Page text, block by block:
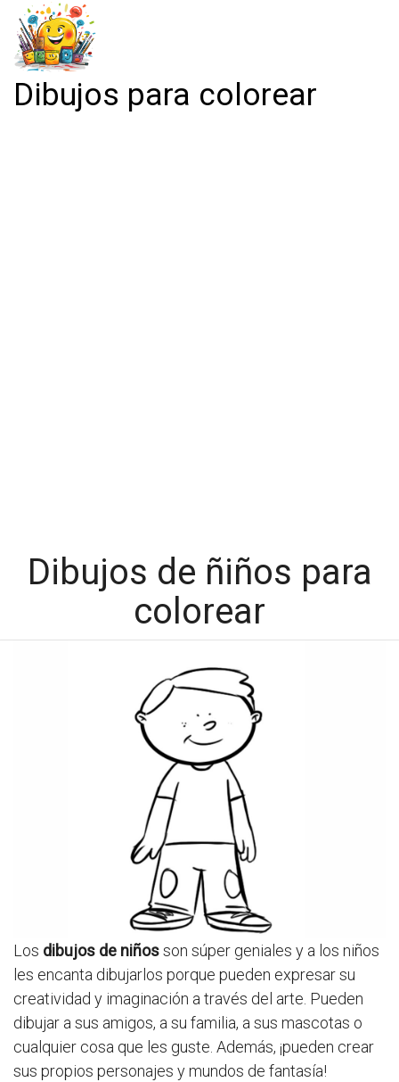
Dibujos para colorear
Dibujos de ñiños para
colorear
Los dibujos de niñosson súper geniales y a los niños
les encanta dibujarlos porque pueden expresar su
creatividad y imaginación a través del arte. Pueden
dibujar a sus amigos, a su familia, a sus mascotas o
cualquier cosa que les guste. Además, ¡pueden crear
sus propios personajes y mundos de fantasía!